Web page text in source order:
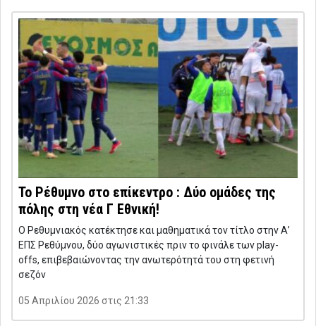
Το Ρέθυμνο στο επίκεντρο : Δύο ομάδες της
πόλης στη νέα Γ Εθνική!
Ο Ρεθυμνιακός κατέκτησε και μαθηματικά τον τίτλο στην Α’
ΕΠΣ Ρεθύμνου, δύο αγωνιστικές πριν το φινάλε των play-
offs, επιβεβαιώνοντας την ανωτερότητά του στη φετινή
σεζόν
05 Απριλίου 2026 στις 21:33